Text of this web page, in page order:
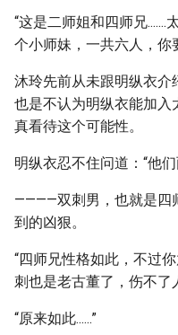
“这是二师姐和四师兄
个小师妹，一共六人，你
沐玲先前从未跟明纵衣
也是不认为明纵衣能加入
真看待这个可能性。
明纵衣忍不住问道：“他
————双刺男，也就是四
到的凶狠。
“四师兄性格如此，不过
刺也是老古董了，伤不了
“原来如此......”